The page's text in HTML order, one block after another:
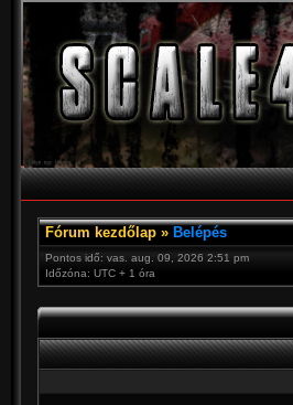
Fórum kezdőlap » Belépés
Pontos idő: vas. aug. 09, 2026 2:51 pm
Időzóna: UTC + 1 óra